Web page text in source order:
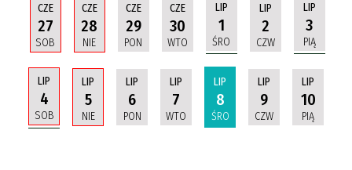
CZE
27
SOB
CZE
28
NIE
CZE
29
PON
CZE
30
WTO
LIP
1
ŚRO
LIP
2
CZW
LIP
3
PIĄ
LIP
4
SOB
LIP
5
NIE
LIP
6
PON
LIP
7
WTO
LIP
8
ŚRO
LIP
9
CZW
LIP
10
PIĄ